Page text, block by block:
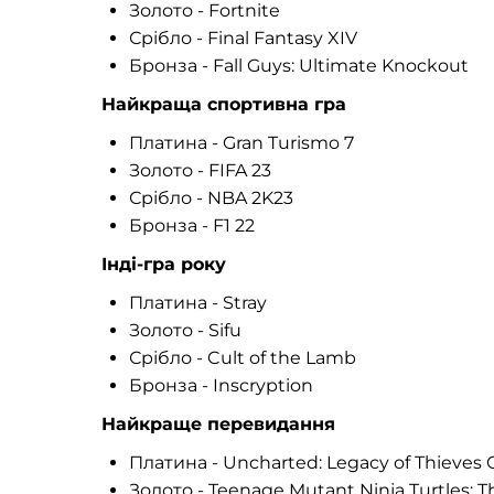
Золото - Fortnite
Срібло - Final Fantasy XIV
Бронза - Fall Guys: Ultimate Knockout
Найкраща спортивна гра
Платина - Gran Turismo 7
Золото - FIFA 23
Срібло - NBA 2K23
Бронза - F1 22
Інді-гра року
Платина - Stray
Золото - Sifu
Срібло - Cult of the Lamb
Бронза - Inscryption
Найкраще перевидання
Платина - Uncharted: Legacy of Thieves
Золото - Teenage Mutant Ninja Turtles: